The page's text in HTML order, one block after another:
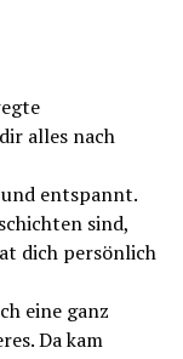
alles nach
entspannt.
sind,
dich persönlich
eine ganz
Da kam